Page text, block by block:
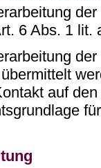
6 Abs. 1 lit.
auf